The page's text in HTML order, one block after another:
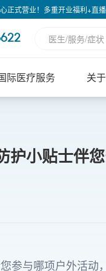
正式营业！多重开业福利+直播
际医疗服务 关
护小贴士伴
参与哪项户外活